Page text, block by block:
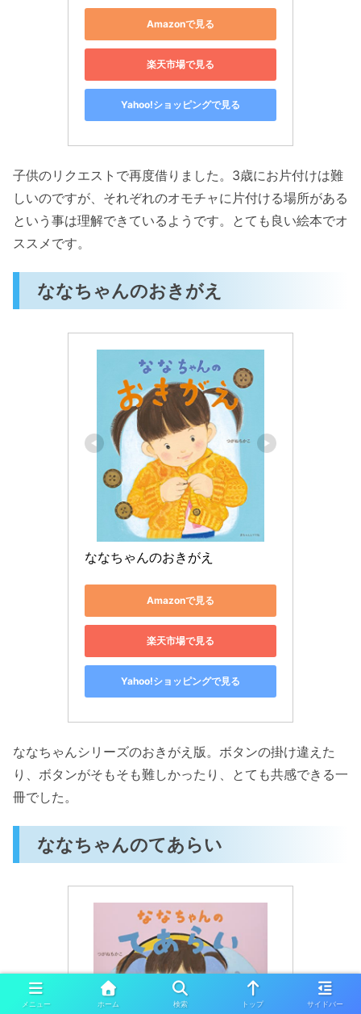
Amazonで見る
楽天市場で見る
Yahoo!ショッピングで見る
子供のリクエストで再度借りました。3歳にお片付けは難
しいのですが、それぞれのオモチャに片付ける場所がある
という事は理解できているようです。とても良い絵本でオ
ススメです。
ななちゃんのおきがえ
ななちゃんのおきがえ
Amazonで見る
楽天市場で見る
Yahoo!ショッピングで見る
ななちゃんシリーズのおきがえ版。ボタンの掛け違えた
り、ボタンがそもそも難しかったり、とても共感できる一
冊でした。
ななちゃんのてあらい
メニュー ホーム 検索 トップ サイドバー